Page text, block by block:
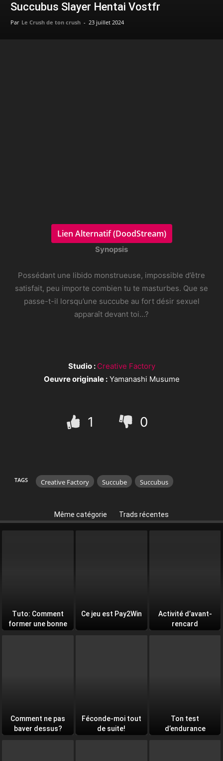
Succubus Slayer Hentai Vostfr
Par Le Crush de ton crush - 23 juillet 2024
Lien Alternatif (DoodStream)
Synopsis
Possédant une libido monstrueuse, impossible d’être
satisfait, peu importe combien tu te masturbes. Que se
passe-t-il lorsqu’une succube au fort désir sexuel
apparaît devant toi…?
Studio : Creative Factory
Oeuvre originale :Yamanashi Musume
1 0
TAGS Creative Factory Succube Succubus
Même catégorie Trads récentes
Tuto: Comment
former une bonne
Ce jeu est Pay2Win
Activité d’avant-
rencard
Comment ne pas
baver dessus?
Féconde-moi tout
de suite!
Ton test
d’endurance